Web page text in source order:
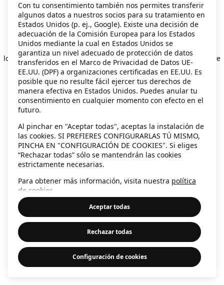
Application error: a client-side exception has occurred
loadingsecondhand.ikea.com (see the browser console for more
information).
Con tu consentimiento también nos permites transferir
algunos datos a nuestros socios para su tratamiento en
Estados Unidos (p. ej., Google). Existe una decisión de
adecuación de la Comisión Europea para los Estados
Unidos mediante la cual en Estados Unidos se
garantiza un nivel adecuado de protección de datos
transferidos en el Marco de Privacidad de Datos UE-
EE.UU. (DPF) a organizaciones certificadas en EE.UU. Es
posible que no resulte fácil ejercer tus derechos de
manera efectiva en Estados Unidos. Puedes anular tu
consentimiento en cualquier momento con efecto en el
futuro.
Al pinchar en "Aceptar todas", aceptas la instalación de
las cookies. SI PREFIERES CONFIGURARLAS TÚ MISMO,
PINCHA EN "CONFIGURACIÓN DE COOKIES". Si eliges
“Rechazar todas” sólo se mantendrán las cookies
estrictamente necesarias.
Para obtener más información, visita nuestra política
de cookies
Aceptar todas
Rechazar todas
Configuración de cookies